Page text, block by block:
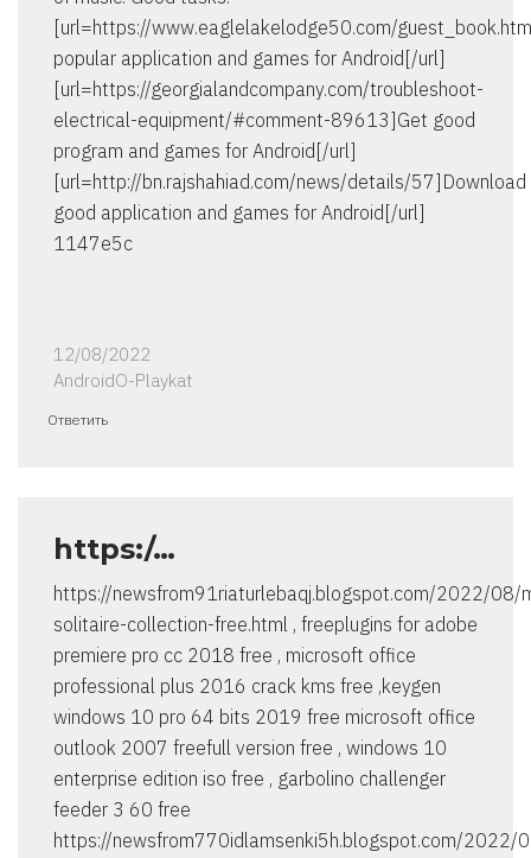
[url=https://www.eaglelakelodge50.com/
popular application and games for Android[/url]
[url=https://georgialandcompany.com/troubleshoot-
electrical-equipment/#comment-89613]Get good
program and games for Android[/url]
[url=http://bn.rajshahiad.com/news/details/57]Download
good application and games for Android[/url]
1147e5c
12/08/2022
AndroidO-Playkat
Ответить
https:/…
https://newsfrom91riaturlebaqj.blogspot.com/2022/08/
solitaire-collection-free.html , freeplugins for adobe
premiere pro cc 2018 free , microsoft office
professional plus 2016 crack kms free ,keygen
windows 10 pro 64 bits 2019 free microsoft office
outlook 2007 freefull version free , windows 10
enterprise edition iso free , garbolino challenger
feeder 3 60 free
https://newsfrom770idlamsenki5h.blogspot.com/2022/